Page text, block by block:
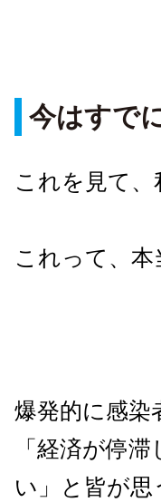
今はすで
これを見て、
これって、
爆発的に感染
「経済が停
い」と皆が